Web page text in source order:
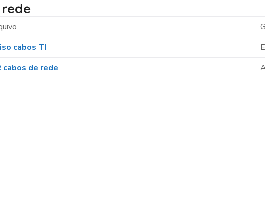
rede
cabos TI
cabos de rede